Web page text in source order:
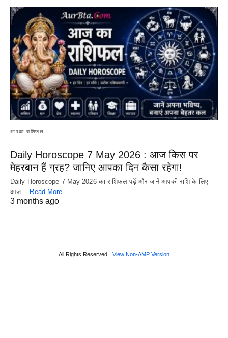
आपका राशिफल
Daily Horoscope 7 May 2026 : आज किस पर
मेहरबान हैं ग्रह? जानिए आपका दिन कैसा रहेगा!
Daily Horoscope 7 May 2026 का राशिफल पढ़ें और जानें आपकी राशि के लिए
आज… Read More
3 months ago
All Rights Reserved View Non-AMP Version